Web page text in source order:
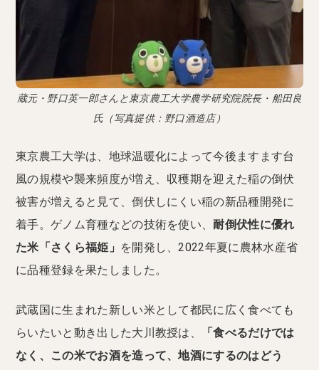
蔵元・野口英一郎さんと東京農工大学農学研究院院長・船田良
氏（写真提供：野口酒造店）
東京農工大学は、地球温暖化によって今後ますます台
風の規模や襲来頻度が増え、収穫期を迎えた稲の倒伏
被害が増えると見て、倒伏しにくい稲の新品種開発に
着手。ゲノム育種などの技術を使い、耐倒伏性に優れ
た米「さくら福姫」 を開発し、2022年夏に農林水産省
に品種登録を果たしました。
武蔵国に生まれた新しい米として都民に広く食べても
らいたいと動き出した大川教授は、
「食べるだけでは
なく、この米でお酒を造って、地酒にするのはどう